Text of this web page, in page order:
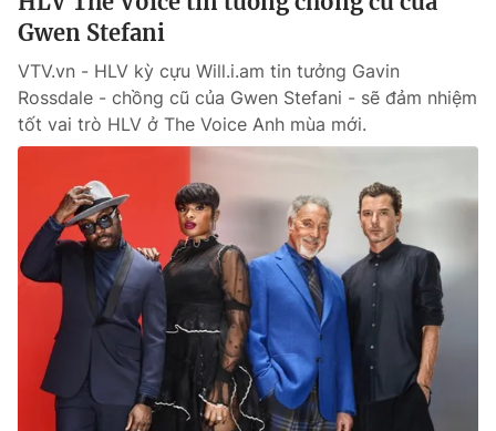
Gwen Stefani
VTV.vn - HLV kỳ cựu Will.i.am tin tưởng Gavin
Rossdale - chồng cũ của Gwen Stefani - sẽ đảm nhiệm
tốt vai trò HLV ở The Voice Anh mùa mới.